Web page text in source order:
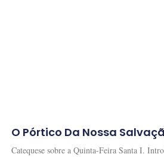
O Pórtico Da Nossa
Catequese sobre a Quinta-Feira Santa I.